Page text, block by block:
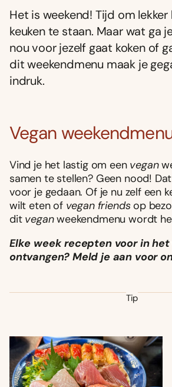
Het is weekend! Tijd om lekker
keuken te staan. Maar wat ga
nou voor jezelf gaat koken of
dit weekendmenu maak je
indruk.
Vegan
Vind je het lastig om een vegan
samen te stellen? Geen nood!
voor je gedaan. Of je nu zelf een
wilt eten of vegan friends op
dit veganweekendmenu wordt
Elke week recepten voor in
ontvangen? Meld je aan voor
Tip